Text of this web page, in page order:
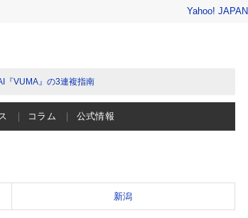
Yahoo! JAPAN
『VUMA』の3連複指南
コラム 公式情報
新潟